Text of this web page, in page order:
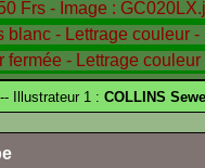
Illustrateur 1 : COLLINS